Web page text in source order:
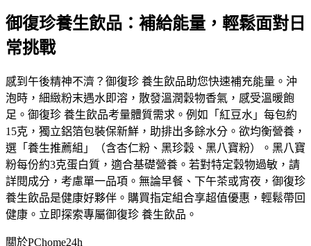
御復珍養生飲品：補給能量，輕鬆面對日
常挑戰
感到午後精神不濟？御復珍 養生飲品助您快速補充能量。沖
泡時，細緻粉末遇水即溶，散發溫潤穀物香氣，感受溫暖飽
足。御復珍 養生飲品考量體質需求。例如「紅豆水」每包約
15克，獨立鋁箔包裝保新鮮，助排出多餘水分。欲均衡營養，
選「養生推薦組」（含杏仁粉、黑珍穀、黑八寶粉）。黑八寶
粉每份約3克蛋白質，適合基礎營養。若對特定穀物過敏，請
詳閱成分，考慮單一品項。無論早餐、下午茶或宵夜，御復珍
養生飲品是健康好夥伴。購買指定組合享超值優惠，輕鬆帶回
健康。立即探索專屬御復珍 養生飲品。
關於PChome24h